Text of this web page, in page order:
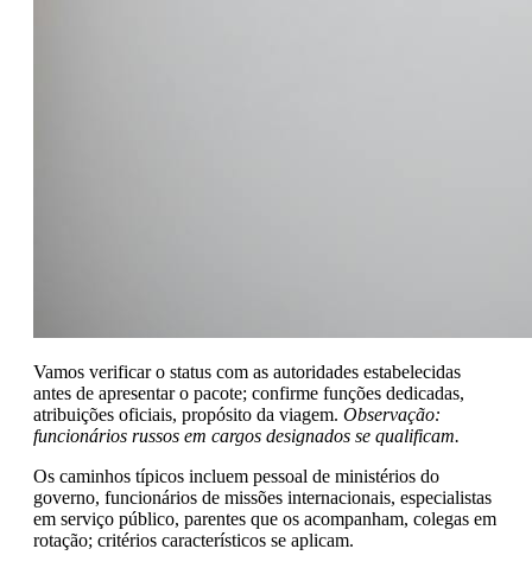
Vamos verificar o status com as autoridades estabelecidas
antes de apresentar o pacote; confirme funções dedicadas,
atribuições oficiais, propósito da viagem. Observação:
funcionários russos em cargos designados se qualificam.
Os caminhos típicos incluem pessoal de ministérios do
governo, funcionários de missões internacionais, especialistas
em serviço público, parentes que os acompanham, colegas em
rotação; critérios característicos se aplicam.